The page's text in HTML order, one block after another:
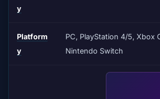
y
Platform
y
PC, PlayStation 4/5, Xbox
Nintendo Switch